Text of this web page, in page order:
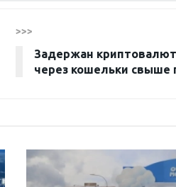
>>>
Задержан
через кошельки свыше